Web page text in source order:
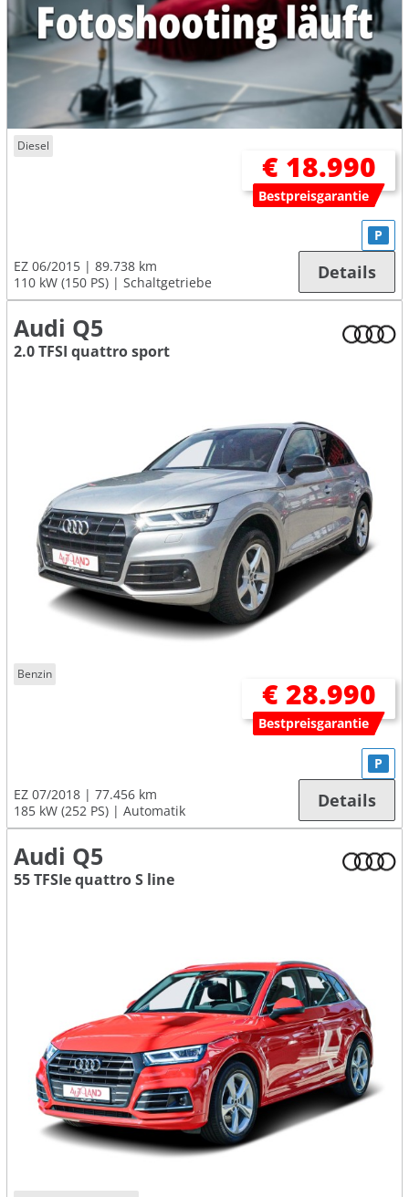
Diesel
€ 18.990
Bestpreisgarantie
EZ 06/2015
89.738 km
110 kW (150 PS)
Schaltgetriebe
P
Details
Audi Q5
2.0 TFSI quattro sport
Benzin
€ 28.990
Bestpreisgarantie
EZ 07/2018
77.456 km
185 kW (252 PS)
Automatik
P
Details
Audi Q5
55 TFSIe quattro S line